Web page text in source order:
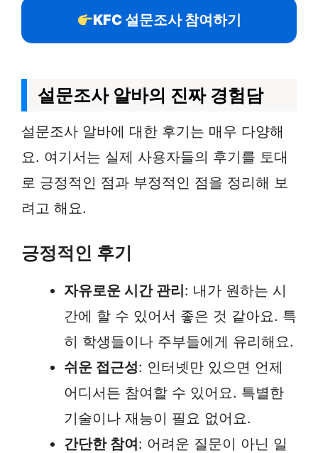
KFC 설문조사 참여하기
설문조사 알바의 진짜 경험담
설문조사 알바에 대한 후기는 매우 다양해
요. 여기서는 실제 사용자들의 후기를 토대
로 긍정적인 점과 부정적인 점을 정리해 보
려고 해요.
긍정적인 후기
자유로운 시간 관리: 내가 원하는 시
간에 할 수 있어서 좋은 것 같아요. 특
히 학생들이나 주부들에게 유리해요.
쉬운 접근성: 인터넷만 있으면 언제
어디서든 참여할 수 있어요. 특별한
기술이나 재능이 필요 없어요.
간단한 참여: 어려운 질문이 아닌 일